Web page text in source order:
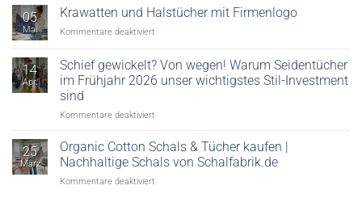
Veredelung
Möglichkeiten,
ein
tragen!
05
Mai
Krawatten und Halstücher mit Firmenlogo
Kommentare deaktiviert
und
Halstücher
mit
14
Apr.
Schief gewickelt? Von wegen! Warum Seidentücher
im Frühjahr 2026 unser wichtigstes Stil-Investment
sind
Kommentare deaktiviert
gewickelt?
Von
wegen!
25
März
Organic Cotton Schals & Tücher kaufen |
Nachhaltige Schals von Schalfabrik.de
Kommentare deaktiviert